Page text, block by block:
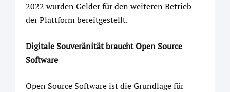
2022 wurden Gelder für den weiteren Betrieb
der Plattform bereitgestellt.
Digitale Souveränität braucht Open Source
Software
Open Source Software ist die Grundlage für